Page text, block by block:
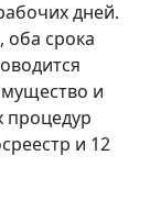
дней.
срока
и
процедур
и 12